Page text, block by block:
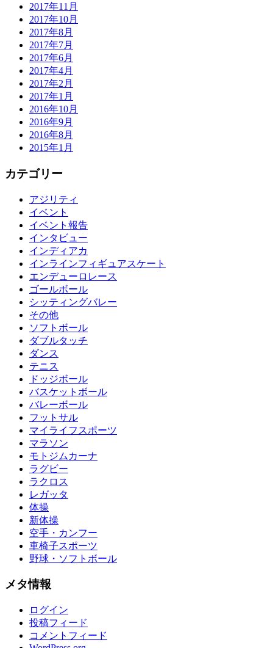
2017年11月
2017年10月
2017年8月
2017年7月
2017年6月
2017年4月
2017年2月
2017年1月
2016年10月
2016年9月
2016年8月
2015年1月
カテゴリー
アジリティ
イベント
イベント報告
インタビュー
インディアカ
インラインフィギュアスケート
エンデューロレース
ゴールボール
シッティングバレー
その他
ソフトボール
ダブルタッチ
ダンス
テニス
ドッジボール
バスケットボール
バレーボール
フットサル
マイライフスポーツ
マラソン
モトジムカーナ
ラグビー
ラクロス
レガッタ
体操
新体操
空手・カンフー
車椅子スポーツ
野球・ソフトボール
メタ情報
ログイン
投稿フィード
コメントフィード